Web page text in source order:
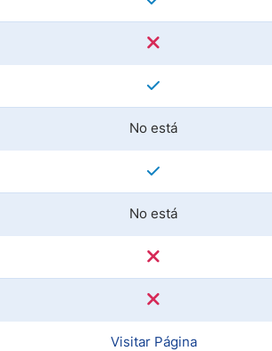
No está
No está
Visitar Página